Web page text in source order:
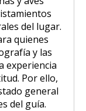
del lugar.
quienes
y las
experiencia
Por ello,
general
del guía.